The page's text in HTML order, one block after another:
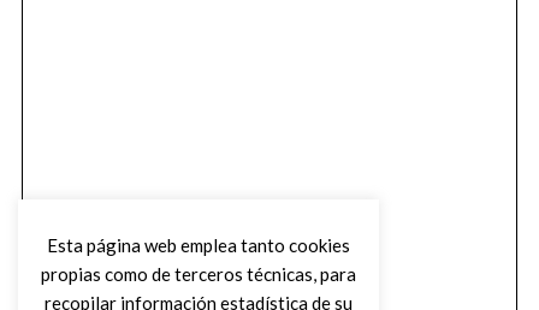
Esta página web emplea tanto cookies
propias como de terceros técnicas, para
recopilar información estadística de su